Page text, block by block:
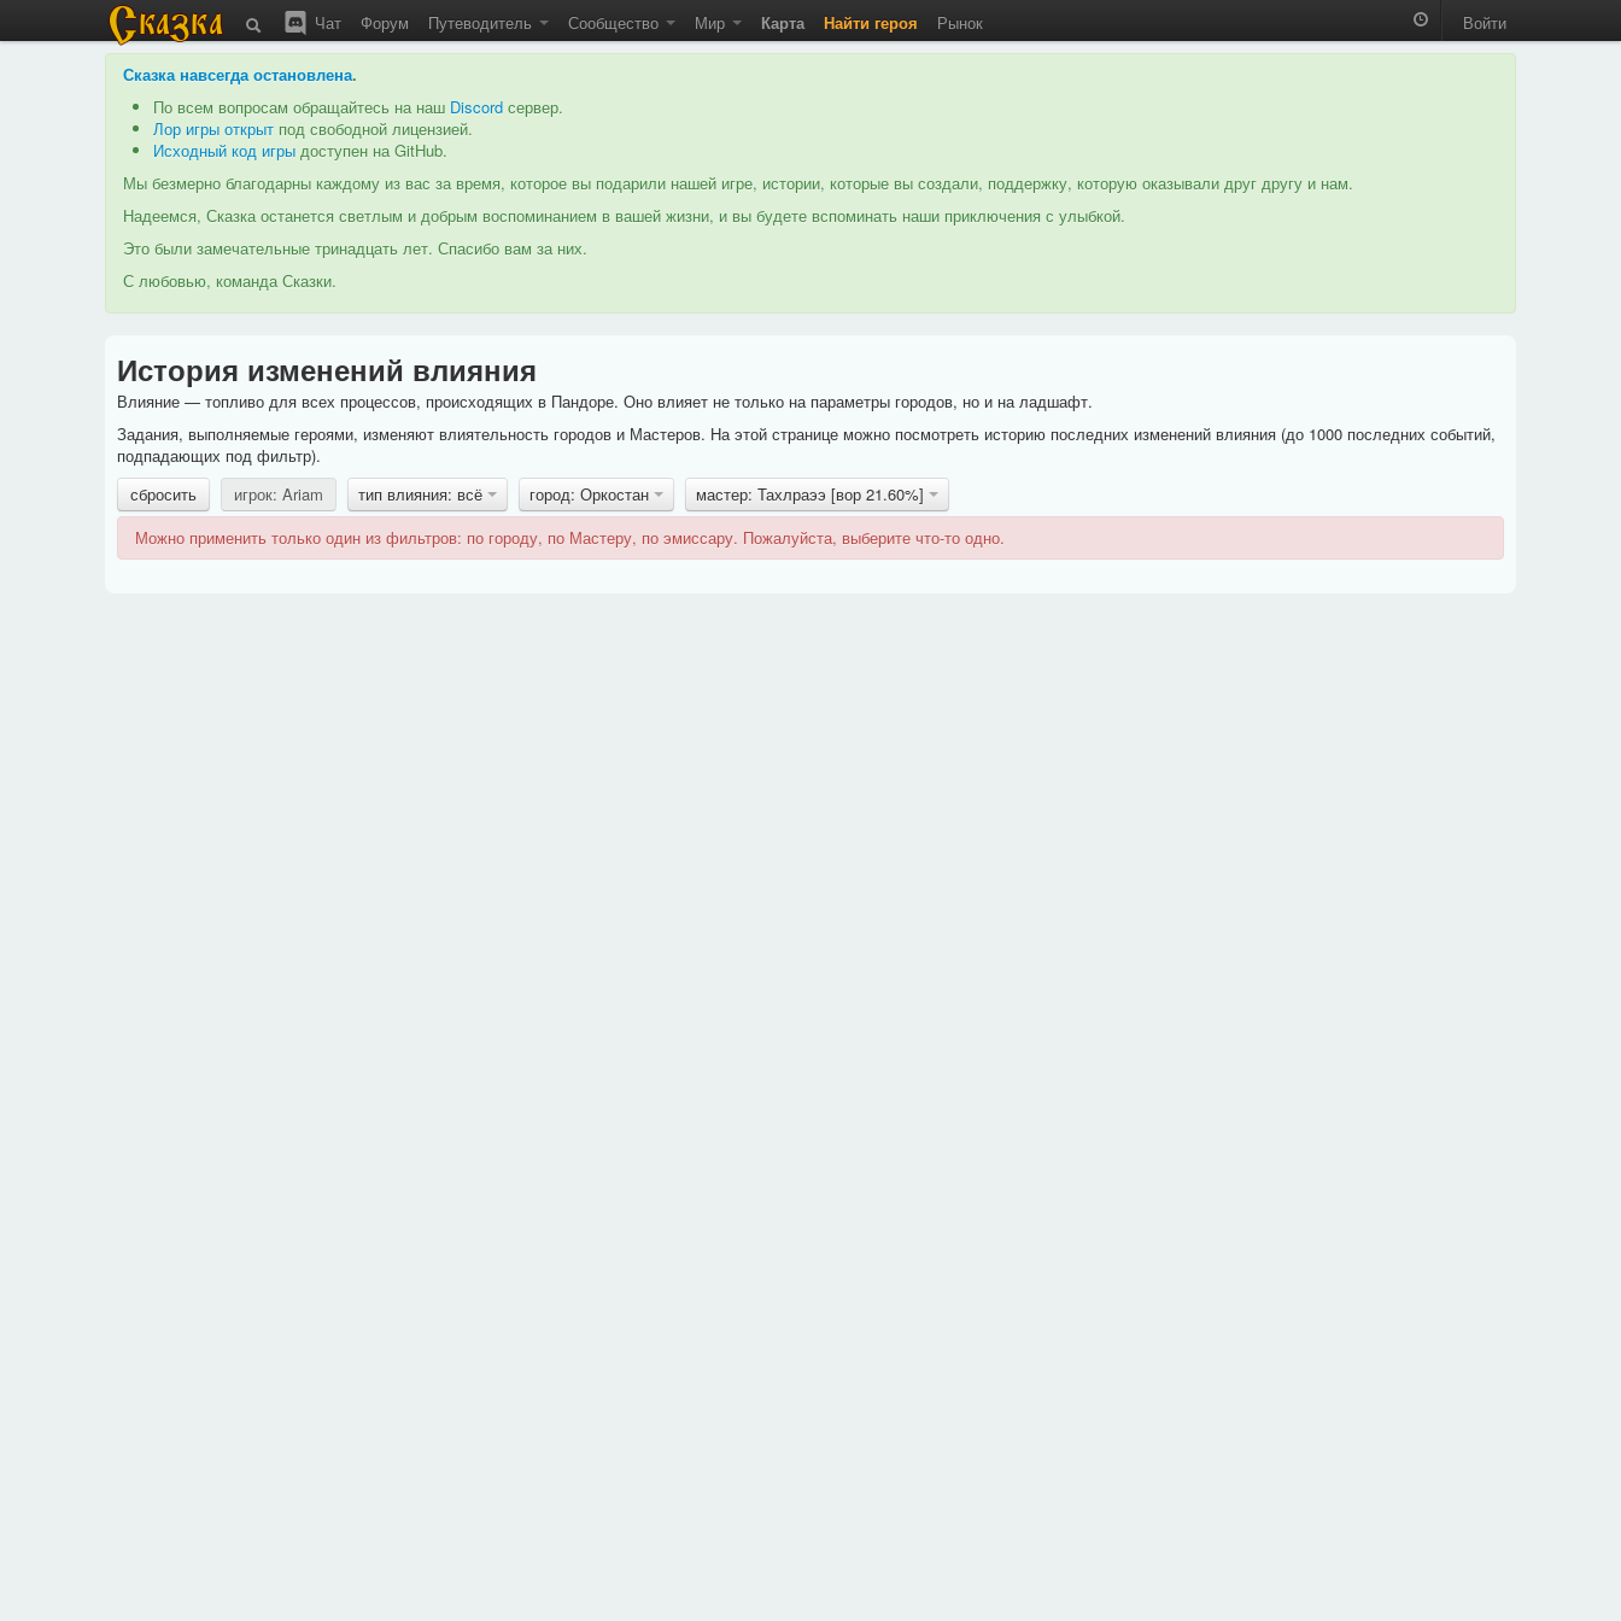
Чат Форум Путеводитель Сообщество Мир Карта Найти героя Рынок Войти
Сказка навсегда остановлена.
По всем вопросам обращайтесь на наш Discord сервер.
Лор игры открыт под свободной лицензией.
Исходный код игры доступен на GitHub.
Мы безмерно благодарны каждому из вас за время, которое вы подарили нашей игре, истории, которые вы создали, поддержку, которую оказывали друг другу и нам.
Надеемся, Сказка останется светлым и добрым воспоминанием в вашей жизни, и вы будете вспоминать наши приключения с улыбкой.
Это были замечательные тринадцать лет. Спасибо вам за них.
С любовью, команда Сказки.
История изменений влияния
Влияние — топливо для всех процессов, происходящих в Пандоре. Оно влияет не только на параметры городов, но и на ладшафт.
Задания, выполняемые героями, изменяют влиятельность городов и Мастеров. На этой странице можно посмотреть историю последних изменений влияния (до 1000 последних событий,
подпадающих под фильтр).
сбросить
игрок: Ariam тип влияния: всё город: Оркостан
мастер: Тахлраээ [вор 21.60%]
Можно применить только один из фильтров: по городу, по Мастеру, по эмиссару. Пожалуйста, выберите что-то одно.